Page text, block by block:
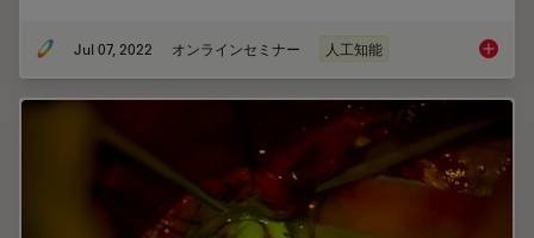
Jul 07, 2022 オンラインセミナー 人工知能 3D